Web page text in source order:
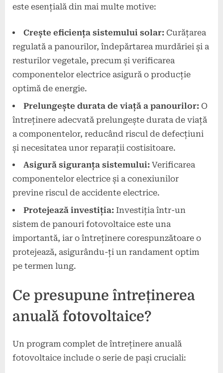
este esențială din mai multe motive:
Crește eficiența sistemului solar: Curățarea
regulată a panourilor, îndepărtarea murdăriei și a
resturilor vegetale, precum și verificarea
componentelor electrice asigură o producție
optimă de energie.
Prelungește durata de viață a panourilor: O
întreținere adecvată prelungește durata de viață
a componentelor, reducând riscul de defecțiuni
și necesitatea unor reparații costisitoare.
Asigură siguranța sistemului: Verificarea
componentelor electrice și a conexiunilor
previne riscul de accidente electrice.
Protejează investiția: Investiția într-un
sistem de panouri fotovoltaice este una
importantă, iar o întreținere corespunzătoare o
protejează, asigurându-ți un randament optim
pe termen lung.
Ce presupune întreținerea
anuală fotovoltaice?
Un program complet de întreținere anuală
fotovoltaice include o serie de pași cruciali: